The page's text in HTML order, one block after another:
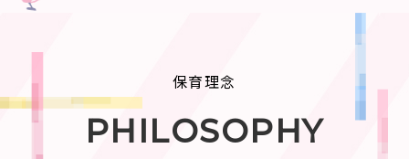
保育理念
PHILOSOPHY